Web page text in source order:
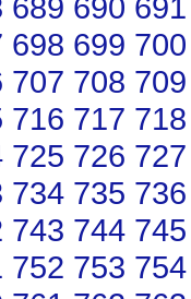
698 699 700
707 708 709
716 717 718
725 726 727
734 735 736
743 744 745
752 753 754